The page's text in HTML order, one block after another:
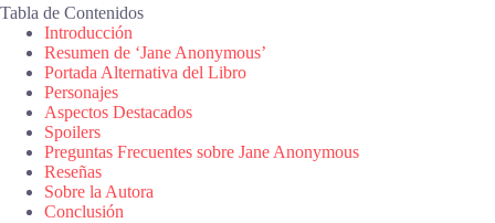
Tabla de Contenidos
Introducción
Resumen de ‘Jane Anonymous’
Portada Alternativa del Libro
Personajes
Aspectos Destacados
Spoilers
Preguntas Frecuentes sobre Jane Anonymous
Reseñas
Sobre la Autora
Conclusión